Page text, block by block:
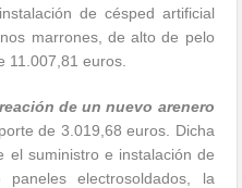
de césped artificial
marrones, de alto de pelo
11.007,81 euros.
de un nuevo arenero
de 3.019,68 euros. Dicha
el suministro e instalación de
electrosoldados, la